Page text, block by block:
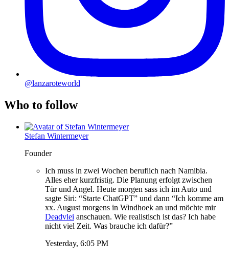
@lanzaroteworld
Who to follow
Stefan Wintermeyer
Founder
Ich muss in zwei Wochen beruflich nach Namibia.
Alles eher kurzfristig. Die Planung erfolgt zwischen
Tür und Angel. Heute morgen sass ich im Auto und
sagte Siri: “Starte ChatGPT” und dann “Ich komme am
xx. August morgens in Windhoek an und möchte mir
Deadvlei anschauen. Wie realistisch ist das? Ich habe
nicht viel Zeit. Was brauche ich dafür?”
Yesterday, 6:05 PM